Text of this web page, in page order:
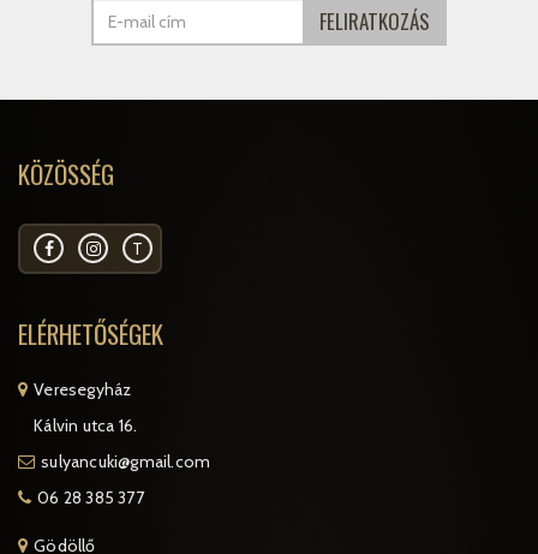
KÖZÖSSÉG
T
ELÉRHETŐSÉGEK
Veresegyház
Kálvin utca 16.
sulyancuki@gmail.com
06 28 385 377
Gödöllő